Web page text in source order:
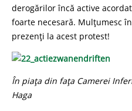
derogărilor încă active
foarte necesară. Mulțumesc
prezenți la acest protest!
În piața din fața Camerei
Haga